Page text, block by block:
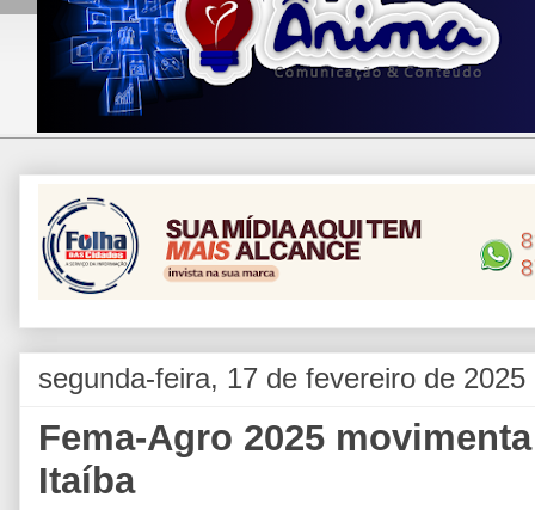
segunda-feira, 17 de fevereiro de 2025
Fema-Agro 2025
Itaíba